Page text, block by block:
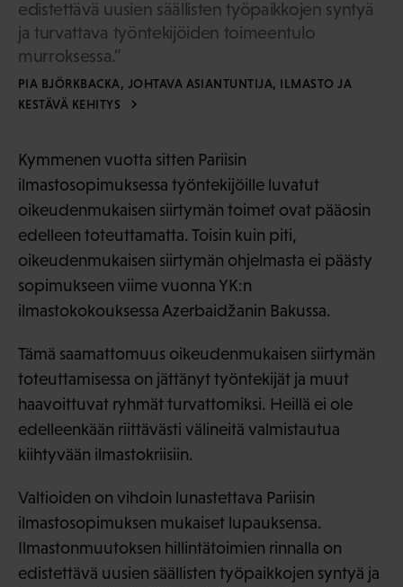
edistettävä uusien säällisten työpaikkojen syntyä
ja turvattava työntekijöiden toimeentulo
murroksessa."
PIA BJÖRKBACKA, JOHTAVA ASIANTUNTIJA, ILMASTO JA
KESTÄVÄ KEHITYS
Kymmenen vuotta sitten Pariisin
ilmastosopimuksessa työntekijöille luvatut
oikeudenmukaisen siirtymän toimet ovat pääosin
edelleen toteuttamatta. Toisin kuin piti,
oikeudenmukaisen siirtymän ohjelmasta ei päästy
sopimukseen viime vuonna YK:n
ilmastokokouksessa Azerbaidžanin Bakussa.
Tämä saamattomuus oikeudenmukaisen siirtymän
toteuttamisessa on jättänyt työntekijät ja muut
haavoittuvat ryhmät turvattomiksi. Heillä ei ole
edelleenkään riittävästi välineitä valmistautua
kiihtyvään ilmastokriisiin.
Valtioiden on vihdoin lunastettava Pariisin
ilmastosopimuksen mukaiset lupauksensa.
Ilmastonmuutoksen hillintätoimien rinnalla on
edistettävä uusien säällisten työpaikkojen syntyä ja